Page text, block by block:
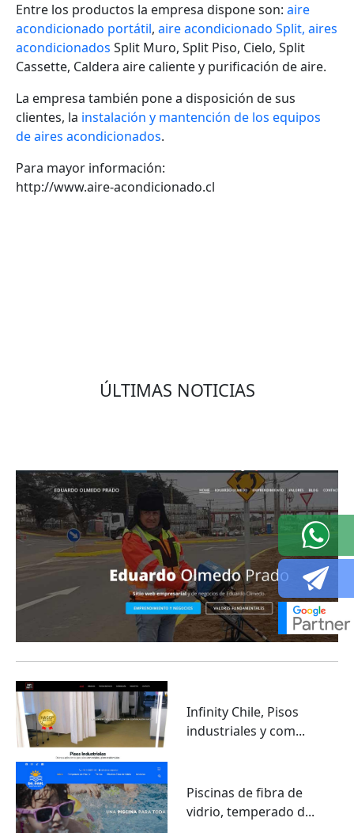
Entre los productos la empresa dispone son: aire
acondicionado portátil, aire acondicionado Split, aires
acondicionados Split Muro, Split Piso, Cielo, Split
Cassette, Caldera aire caliente y purificación de aire.
La empresa también pone a disposición de sus
clientes, la instalación y mantención de los equipos
de aires acondicionados.
Para mayor información:
http://www.aire-acondicionado.cl
ÚLTIMAS NOTICIAS
Infinity Chile, Pisos
industriales y com...
Piscinas de fibra de
vidrio, temperado d...